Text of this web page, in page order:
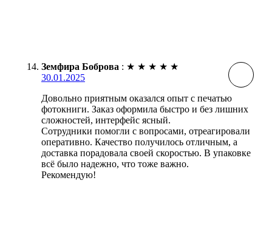
Земфира Боброва : ★ ★ ★ ★ ★
30.01.2025
Довольно приятным оказался опыт с печатью
фотокниги. Заказ оформила быстро и без лишних
сложностей, интерфейс ясный.
Сотрудники помогли с вопросами, отреагировали
оперативно. Качество получилось отличным, а
доставка порадовала своей скоростью. В упаковке
всё было надежно, что тоже важно.
Рекомендую!